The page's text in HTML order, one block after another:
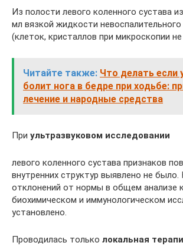
Из полости левого коленного сустава
мл вязкой жидкости невоспалительного
(клеток, кристаллов при микроскопии
Читайте также: Что делать если
болит нога в бедре при ходьбе:
лечение и народные средства
При ультразвуковом исследовании
левого коленного сустава признаков
внутренних структур выявлено не было.
отклонений от нормы в общем анализе
биохимическом и иммунологическом
установлено.
Проводилась только локальная